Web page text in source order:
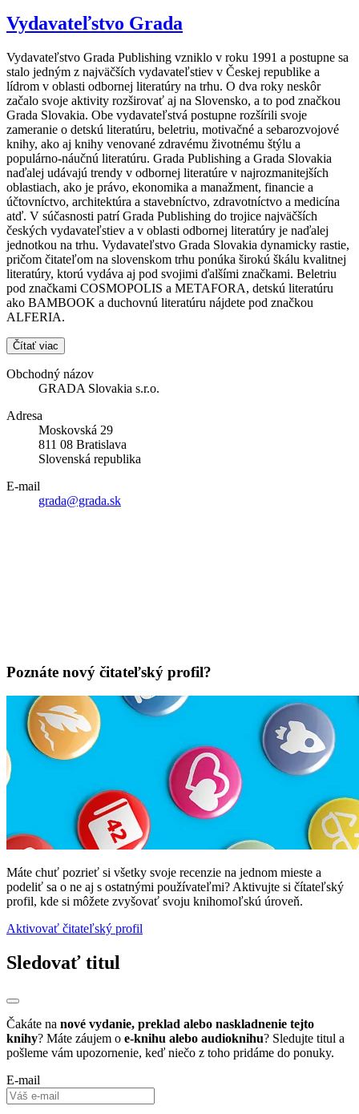
Vydavateľstvo Grada
Vydavateľstvo Grada Publishing vzniklo v roku 1991 a postupne sa
stalo jedným z najväčších vydavateľstiev v Českej republike a
lídrom v oblasti odbornej literatúry na trhu. O dva roky neskôr
začalo svoje aktivity rozširovať aj na Slovensko, a to pod značkou
Grada Slovakia. Obe vydavateľstvá postupne rozšírili svoje
zameranie o detskú literatúru, beletriu, motivačné a sebarozvojové
knihy, ako aj knihy venované zdravému životnému štýlu a
populárno-náučnú literatúru. Grada Publishing a Grada Slovakia
naďalej udávajú trendy v odbornej literatúre v najrozmanitejších
oblastiach, ako je právo, ekonomika a manažment, financie a
účtovníctvo, architektúra a stavebníctvo, zdravotníctvo a medicína
atď. V súčasnosti patrí Grada Publishing do trojice najväčších
českých vydavateľstiev a v oblasti odbornej literatúry je naďalej
jednotkou na trhu. Vydavateľstvo Grada Slovakia dynamicky rastie,
pričom čitateľom na slovenskom trhu ponúka širokú škálu kvalitnej
literatúry, ktorú vydáva aj pod svojimi ďalšími značkami. Beletriu
pod značkami COSMOPOLIS a METAFORA, detskú literatúru
ako BAMBOOK a duchovnú literatúru nájdete pod značkou
ALFERIA.
Čítať viac
Obchodný názov
GRADA Slovakia s.r.o.
Adresa
Moskovská 29
811 08 Bratislava
Slovenská republika
E-mail
grada@grada.sk
Poznáte nový čitateľský profil?
Máte chuť pozrieť si všetky svoje recenzie na jednom mieste a
podeliť sa o ne aj s ostatnými používateľmi? Aktivujte si čítateľský
profil, kde si môžete zvyšovať svoju knihomoľskú úroveň.
Aktivovať čitateľský profil
Sledovať titul
Čakáte na nové vydanie, preklad alebo naskladnenie tejto
knihy? Máte záujem o e-knihu alebo audioknihu? Sledujte titul a
pošleme vám upozornenie, keď niečo z toho pridáme do ponuky.
E-mail